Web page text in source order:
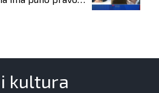
kultura